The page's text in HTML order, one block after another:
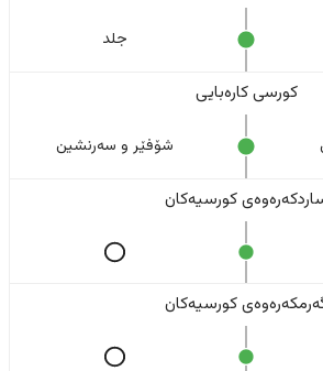
جلد
کورسی کارەبایی
شۆفێر و سەرنشین
کورسیەکان
کورسیەکان